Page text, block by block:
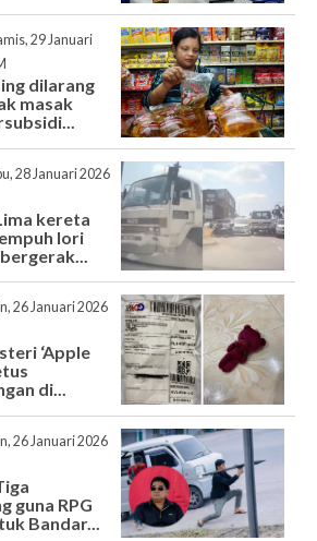
29 Januari
dilarang
masak
28 Januari 2026
kereta
lori
26 Januari 2026
‘Apple
di...
26 Januari 2026
guna RPG
Bandar...